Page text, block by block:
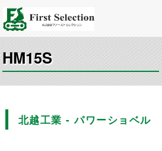
HM15S
北越工業 - パワーショベル